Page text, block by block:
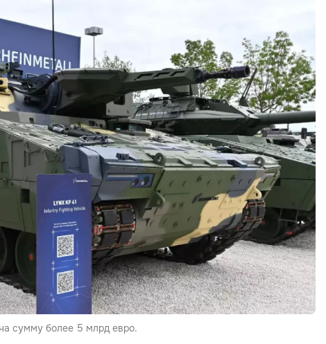
сумму более 5 млрд евро.